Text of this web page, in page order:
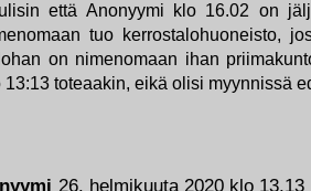
26. helmikuuta 2020 klo 13.13
että Anonyymi klo 16.02 on
tuo kerrostalohuoneisto,
on nimenomaan ihan
13:13 toteaakin, eikä olisi myynnissä